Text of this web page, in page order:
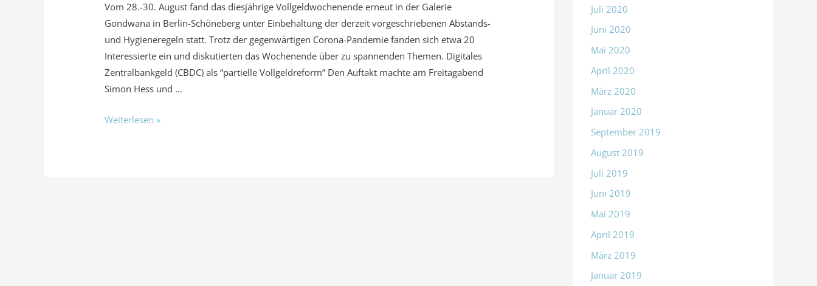
Vom 28.-30. August fand das diesjährige Vollgeldwochenende erneut in der Galerie
Gondwana in Berlin-Schöneberg unter Einbehaltung der derzeit vorgeschriebenen Abstands-
und Hygieneregeln statt. Trotz der gegenwärtigen Corona-Pandemie fanden sich etwa 20
Interessierte ein und diskutierten das Wochenende über zu spannenden Themen. Digitales
Zentralbankgeld (CBDC) als “partielle Vollgeldreform” Den Auftakt machte am Freitagabend
Simon Hess und …
Weiterlesen »
Juli 2020
Juni 2020
Mai 2020
April 2020
März 2020
Januar 2020
September 2019
August 2019
Juli 2019
Juni 2019
Mai 2019
April 2019
März 2019
Januar 2019